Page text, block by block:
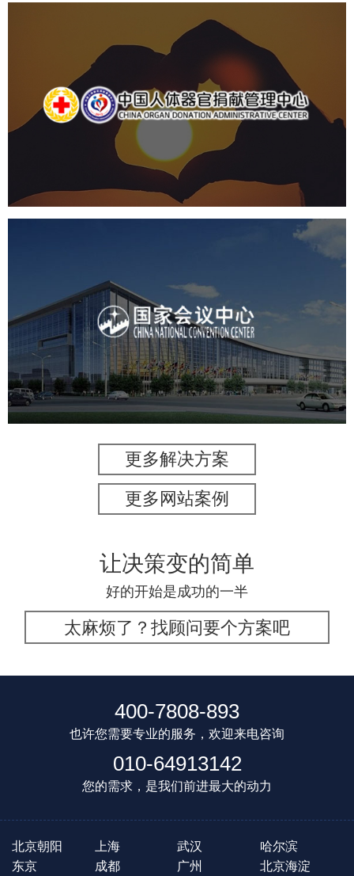
中国人体器官捐献管理中心
国企 品牌官网 网站建设
国家会议中心
专业服务 网站建设 网站设计
更多解决方案
更多网站案例
让决策变的简单
好的开始是成功的一半
太麻烦了？找顾问要个方案吧
400-7808-893
也许您需要专业的服务，欢迎来电咨询
010-64913142
您的需求，是我们前进最大的动力
北京朝阳 上海 武汉
哈尔滨
东京
成都 广州 北京海淀